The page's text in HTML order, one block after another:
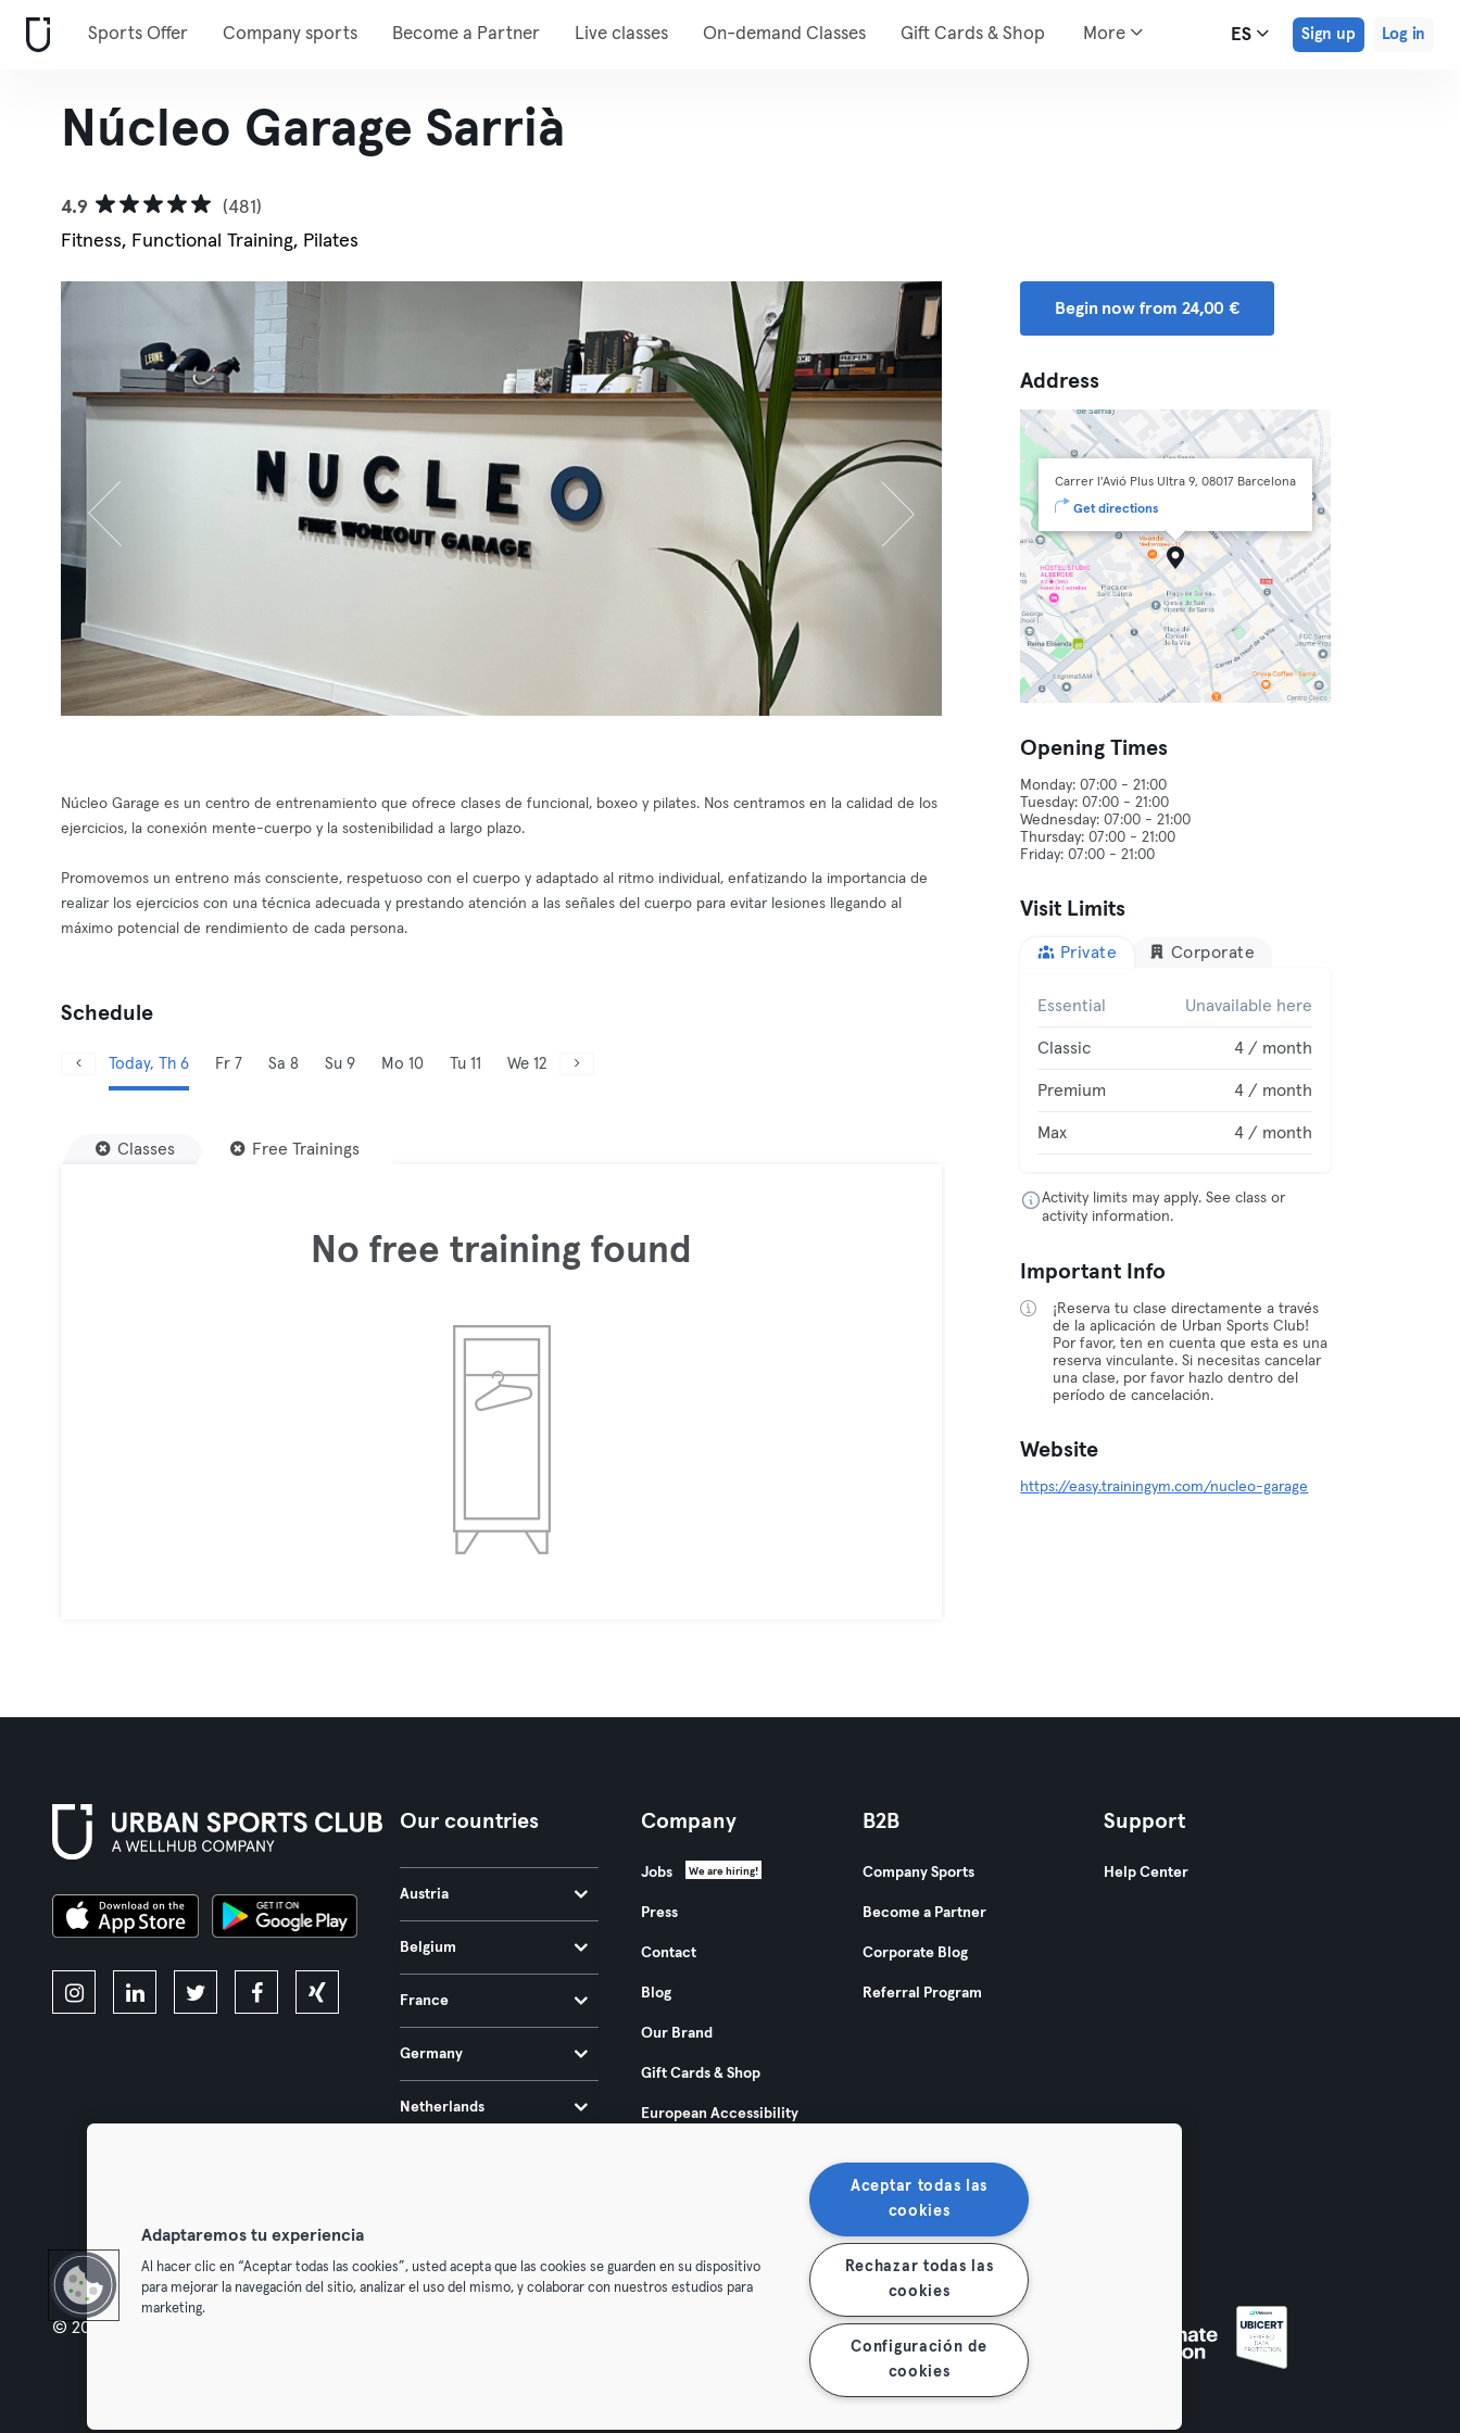
Sports Offer Company sports Become a Partner Live classes On-demand Classes Gift Cards & Shop More ES Sign up Log in
Núcleo Garage Sarrià
4.9
(481)
Fitness, Functional Training, Pilates
Núcleo Garage es un centro de entrenamiento que ofrece clases de funcional, boxeo y pilates. Nos centramos en la calidad de los
ejercicios, la conexión mente-cuerpo y la sostenibilidad a largo plazo.
Promovemos un entreno más consciente, respetuoso con el cuerpo y adaptado al ritmo individual, enfatizando la importancia de
realizar los ejercicios con una técnica adecuada y prestando atención a las señales del cuerpo para evitar lesiones llegando al
máximo potencial de rendimiento de cada persona.
Schedule
Today, Th 6 Fr 7 Sa 8 Su 9 Mo 10 Tu 11 We 12
Classes Free Trainings
No free training found
Begin now from 24,00 €
Address
Carrer l'Avió Plus Ultra 9, 08017 Barcelona
Get directions
Opening Times
Monday: 07:00 - 21:00
Tuesday: 07:00 - 21:00
Wednesday: 07:00 - 21:00
Thursday: 07:00 - 21:00
Visit Limits
Private Corporate
Essential Unavailable here
Classic 4 / month
Premium 4 / month
Max 4 / month
Activity limits may apply. See class or
activity information.
Important Info
¡Reserva tu clase directamente a través
de la aplicación de Urban Sports Club!
Por favor, ten en cuenta que esta es una
reserva vinculante. Si necesitas cancelar
una clase, por favor hazlo dentro del
período de cancelación.
Website
https://easy.trainingym.com/nucleo-garage
Our countries
Austria
Belgium
France
Germany
Netherlands
Company
Jobs We are hiring!
Press
Contact
Blog
Our Brand
Gift Cards & Shop
European Accessibility
B2B
Company Sports
Become a Partner
Corporate Blog
Referral Program
Support
Help Center
© 2026 Urban Sports Group GmbH. All rights reserved. Terminate contracts here
Adaptaremos tu experiencia
Al hacer clic en “Aceptar todas las cookies”, usted acepta que las cookies se guarden en su dispositivo
para mejorar la navegación del sitio, analizar el uso del mismo, y colaborar con nuestros estudios para
marketing.
Aceptar todas las
cookies
Rechazar todas las
cookies
Configuración de
cookies